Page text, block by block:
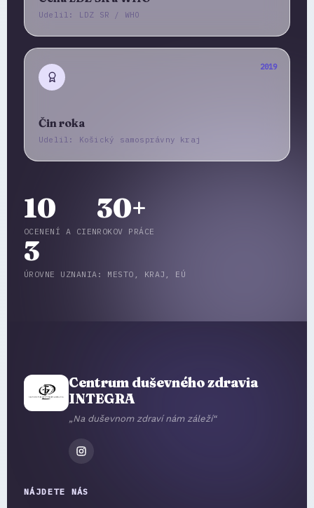
Udelil: LDZ SR / WHO
2019
Čin roka
Udelil: Košický samosprávny kraj
10
OCENENÍ A CIEN
30+
ROKOV PRÁCE
3
ÚROVNE UZNANIA: MESTO, KRAJ, EÚ
Centrum duševného zdravia
INTEGRA
„Na duševnom zdraví nám záleží“
NÁJDETE NÁS